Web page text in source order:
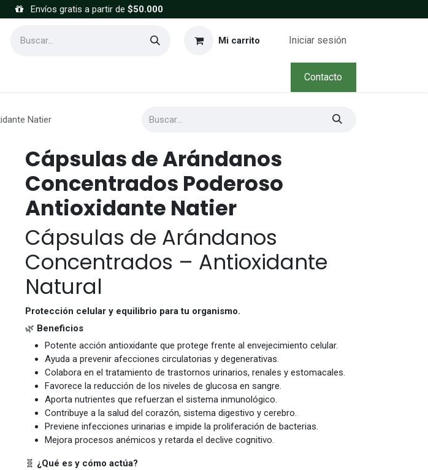
Envíos gratis a partir de $50.000
Mi carrito Iniciar sesión
Contacto
Natier
Cápsulas de Arándanos
Concentrados Poderoso
Antioxidante Natier
Cápsulas de Arándanos
Concentrados – Antioxidante
Natural
Protección celular y equilibrio para tu organismo.
🌿 Beneficios
Potente acción antioxidante que protege frente al envejecimiento celular.
Ayuda a prevenir afecciones circulatorias y degenerativas.
Colabora en el tratamiento de trastornos urinarios, renales y estomacales.
Favorece la reducción de los niveles de glucosa en sangre.
Aporta nutrientes que refuerzan el sistema inmunológico.
Contribuye a la salud del corazón, sistema digestivo y cerebro.
Previene infecciones urinarias e impide la proliferación de bacterias.
Mejora procesos anémicos y retarda el declive cognitivo.
🧬 ¿Qué es y cómo actúa?